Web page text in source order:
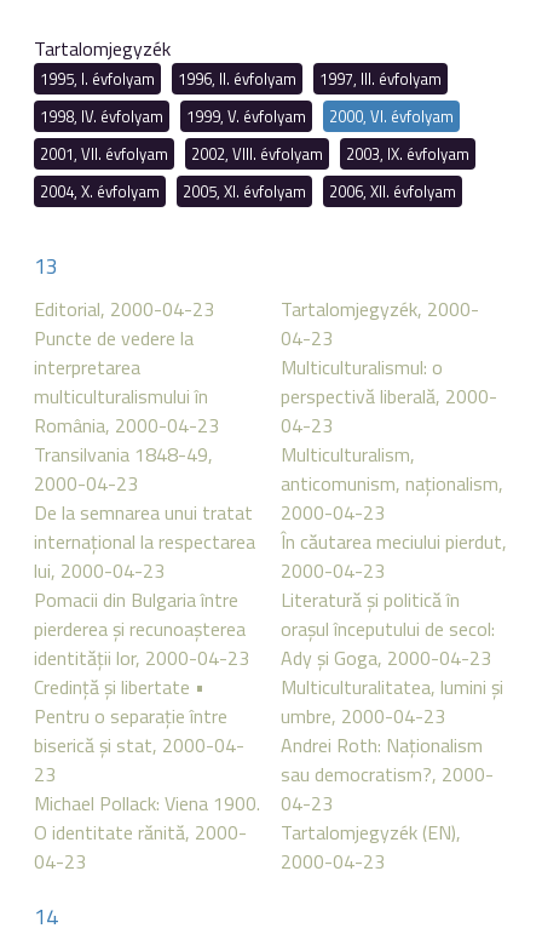
Tartalomjegyzék
1995, I. évfolyam 1996, II. évfolyam
1997, III. évfolyam
1998, IV. évfolyam
1999, V. évfolyam
2000, VI. évfolyam
2001, VII. évfolyam
2002, VIII. évfolyam
2003, IX. évfolyam
2004, X. évfolyam
2005, XI. évfolyam 2006, XII. évfolyam
13
Editorial, 2000-04-23
Puncte de vedere la
interpretarea
multiculturalismului în
România, 2000-04-23
Transilvania 1848-49,
2000-04-23
De la semnarea unui tratat
internaţional la respectarea
lui, 2000-04-23
Pomacii din Bulgaria între
pierderea şi recunoaşterea
identităţii lor, 2000-04-23
Credinţă şi libertate •
Pentru o separaţie între
biserică şi stat, 2000-04-
23
Michael Pollack: Viena 1900.
O identitate rănită, 2000-
04-23
Tartalomjegyzék, 2000-
04-23
Multiculturalismul: o
perspectivă liberală, 2000-
04-23
Multiculturalism,
anticomunism, naţionalism,
2000-04-23
În căutarea meciului pierdut,
2000-04-23
Literatură şi politică în
oraşul începutului de secol:
Ady şi Goga, 2000-04-23
Multiculturalitatea, lumini şi
umbre, 2000-04-23
Andrei Roth: Naţionalism
sau democratism?, 2000-
04-23
Tartalomjegyzék (EN),
2000-04-23
14